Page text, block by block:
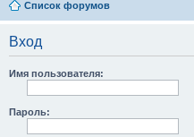
Список форумов
Вход
Имя пользователя:
Пароль: